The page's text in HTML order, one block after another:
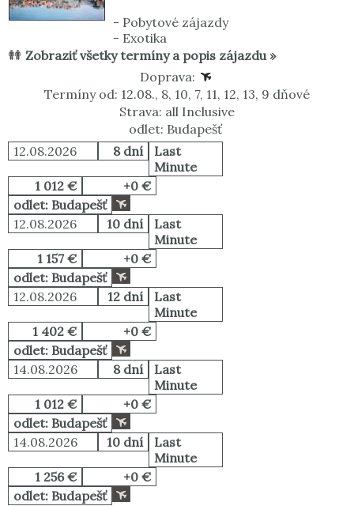
- Pobytové zájazdy
- Exotika
Zobraziť všetky termíny a popis zájazdu »
Doprava:
Termíny od: 12.08., 8, 10, 7, 11, 12, 13, 9 dňové
Strava: all Inclusive
odlet: Budapešť
12.08.2026
8 dní
Last
Minute
1 012 €
+0 €
odlet: Budapešť
12.08.2026
10 dní
Last
Minute
1 157 €
+0 €
odlet: Budapešť
12.08.2026
12 dní
Last
Minute
1 402 €
+0 €
odlet: Budapešť
14.08.2026
8 dní
Last
Minute
1 012 €
+0 €
odlet: Budapešť
14.08.2026
10 dní
Last
Minute
1 256 €
+0 €
odlet: Budapešť